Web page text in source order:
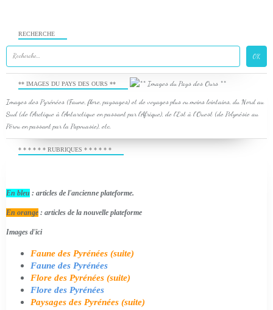
RECHERCHE
** IMAGES DU PAYS DES OURS **
Images des Pyrénées (Faune, flore, paysages) et de voyages plus ou moins lointains, du Nord au
Sud (de l'Arctique à l'Antarctique en passant par l'Afrique), de l'Est à l'Ouest (de Polynésie au
Pérou en passant par la Papouasie), etc.
* * * * * * RUBRIQUES * * * * * *
En bleu : articles de l'ancienne plateforme.
En orange : articles de la nouvelle plateforme
Images d'ici
Faune des Pyrénées (suite)
Faune des Pyrénées
Flore des Pyrénées (suite)
Flore des Pyrénées
Paysages des Pyrénées (suite)